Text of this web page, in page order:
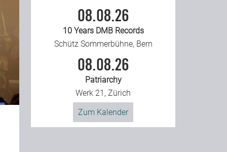
08.08.26
10 Years DMB Records
Schütz Sommerbühne, Bern
08.08.26
Patriarchy
Werk 21, Zürich
Zum Kalender